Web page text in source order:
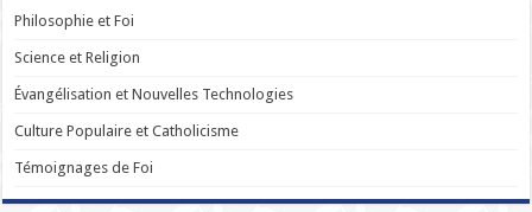
Philosophie et Foi
Science et Religion
Évangélisation et Nouvelles Technologies
Culture Populaire et Catholicisme
Témoignages de Foi